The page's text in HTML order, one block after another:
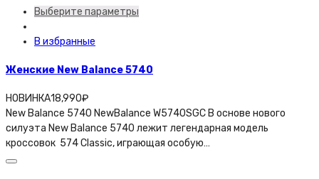
Выберите параметры
В избранные
Женские New Balance 5740
НОВИНКА18,990₽
New Balance 5740 NewBalance W5740SGC В основе нового
силуэта New Balance 5740 лежит легендарная модель
кроссовок 574 Classic, играющая особую…